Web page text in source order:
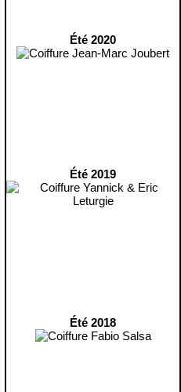
Été 2020
Été 2019
Été 2018